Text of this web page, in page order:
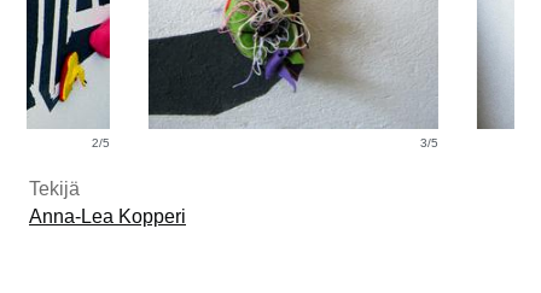
Tekijä
Anna-Lea Kopperi